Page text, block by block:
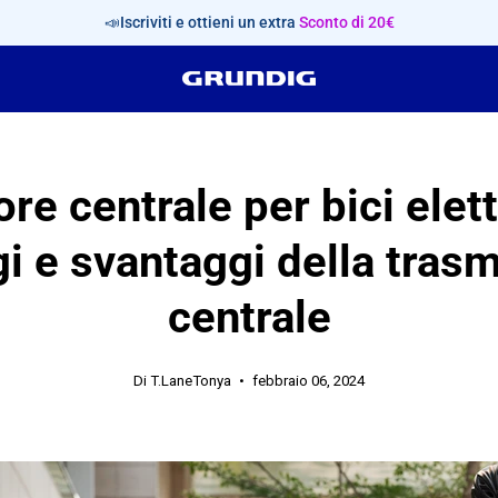
📣Iscriviti e ottieni un extra Sconto di 20€
centrale per bici
e svantaggi della
centrale
Di T.LaneTonya febbraio 06, 2024